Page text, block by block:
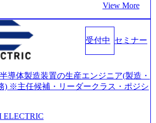
業界のクライアントの企業価値の最大
、戦略策定、組織改革、人材育成、業
どのコンサルティングサービスを一気
特徴（いわゆる総合コンサルティング
来は”DXエリアにSpir（槍）を指して
け 一昔前は金融が強い企業として認知
金融の売上割合は全体の3割。現在はTo
ック、製造業、通信、エンタメ、教
味のある分野やスキルを活用したいな
View More
受付中 セミナー
導体製造装置の生産エンジニア(製造・
) ※主任候補・リーダークラス・ポジシ
ELECTRIC